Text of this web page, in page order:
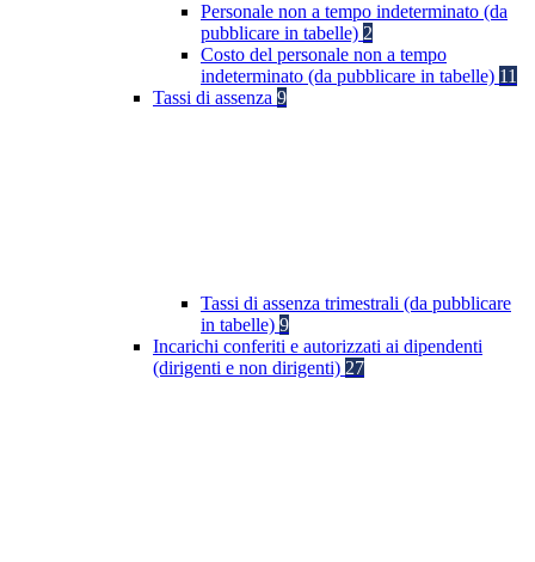
Personale non a tempo indeterminato (da
pubblicare in tabelle) 2
Costo del personale non a tempo
indeterminato (da pubblicare in tabelle) 11
Tassi di assenza 9
Tassi di assenza trimestrali (da pubblicare
in tabelle) 9
Incarichi conferiti e autorizzati ai dipendenti
(dirigenti e non dirigenti) 27